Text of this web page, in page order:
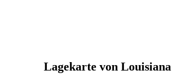
Lagekarte von Louisiana